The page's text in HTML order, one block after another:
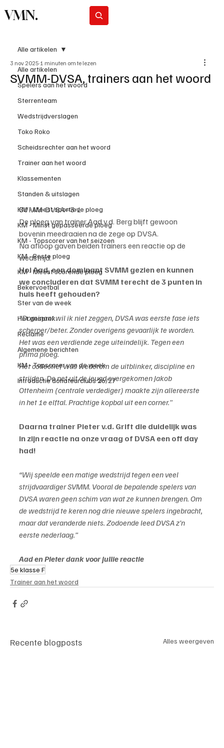
VMN.
Alle artikelen
Spelers aan het woord
Sterrenteam
Wedstrijdverslagen
Toko Roko
Scheidsrechter aan het woord
Trainer aan het woord
Klassementen
Standen & uitslagen
KM - Meest sportieve ploeg
KM - Minst gepasseerde ploeg
KM - Topscorer van het seizoen
KM - Beste ploeg
KM - Meest scorende ploeg
Bekervoetbal
Ster van de week
Het gesprek
Reclame
Algemene berichten
KM - Topscorer van de week
Introductie donateurclubs 26/27
Alle artikelen
SVMM-DVSA, trainers aan het woord
3 nov 2025 1 minuten om te lezen
SVMM-DVSA=3-1
De ploeg van trainer Aad v.d. Berg blijft gewoon
bovenin meedraaien na de zege op DVSA.
Na afloop gaven beiden trainers een reactie op de
wedstrijd.
Hoi Aad, een dominant SVMM gezien en kunnen
we concluderen dat SVMM terecht de 3 punten in
huis heeft gehouden?
“Dominant wil ik niet zeggen, DVSA was eerste fase iets
scherper/beter. Zonder overigens gevaarlijk te worden.
Het was een verdiende zege uiteindelijk. Tegen een
prima ploeg.
Het collectief was wederom de uitblinker, discipline en
strijden. De net uit de jeugd overgekomen Jakob
Ottenheim (centrale verdediger) maakte zijn allereerste
in het 1e elftal. Prachtige kopbal uit een corner."
Daarna trainer Pieter v.d. Grift die duidelijk was
in zijn reactie na onze vraag of DVSA een off day
had!
“Wij speelde een matige wedstrijd tegen een veel
strijdvaardiger SVMM. Vooral de bepalende spelers van
DVSA waren geen schim van wat ze kunnen brengen. Om
de wedstrijd te keren nog drie nieuwe spelers ingebracht,
maar dat veranderde niets. Zodoende leed DVSA z’n
eerste nederlaag.”
Aad en Pieter dank voor jullie reactie
5e klasse F
Trainer aan het woord
Recente blogposts Alles weergeven